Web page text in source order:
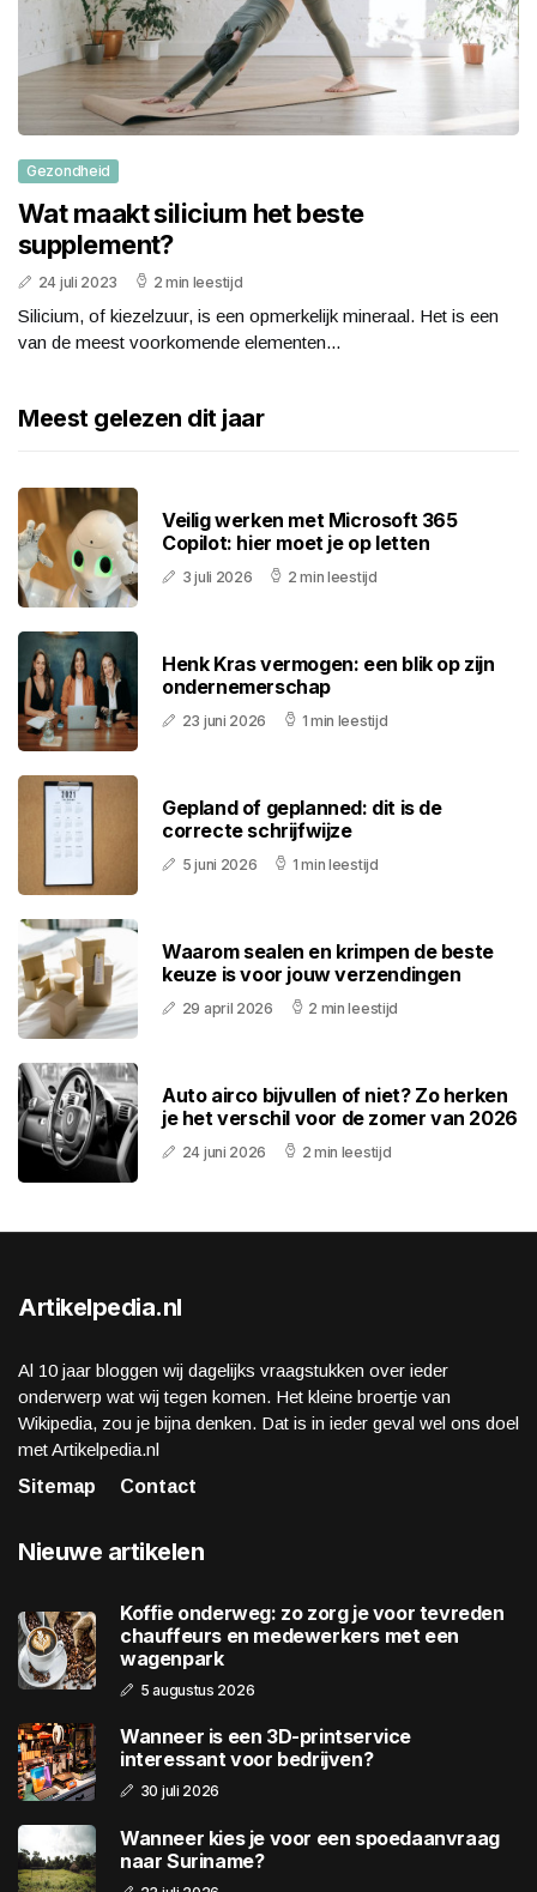
Gezondheid
Wat maakt silicium het beste
supplement?
24 juli 2023 2 min leestijd
Silicium, of kiezelzuur, is een opmerkelijk mineraal. Het is een
van de meest voorkomende elementen...
Meest gelezen dit jaar
Veilig werken met Microsoft 365
Copilot: hier moet je op letten
3 juli 2026 2 min leestijd
Henk Kras vermogen: een blik op zijn
ondernemerschap
23 juni 2026 1 min leestijd
Gepland of geplanned: dit is de
correcte schrijfwijze
5 juni 2026 1 min leestijd
Waarom sealen en krimpen de beste
keuze is voor jouw verzendingen
29 april 2026 2 min leestijd
Auto airco bijvullen of niet? Zo herken
je het verschil voor de zomer van 2026
24 juni 2026 2 min leestijd
Artikelpedia.nl
Al 10 jaar bloggen wij dagelijks vraagstukken over ieder
onderwerp wat wij tegen komen. Het kleine broertje van
Wikipedia, zou je bijna denken. Dat is in ieder geval wel ons doel
met Artikelpedia.nl
Sitemap
Contact
Nieuwe artikelen
Koffie onderweg: zo zorg je voor tevreden
chauffeurs en medewerkers met een
wagenpark
5 augustus 2026
Wanneer is een 3D-printservice
interessant voor bedrijven?
30 juli 2026
Wanneer kies je voor een spoedaanvraag
naar Suriname?